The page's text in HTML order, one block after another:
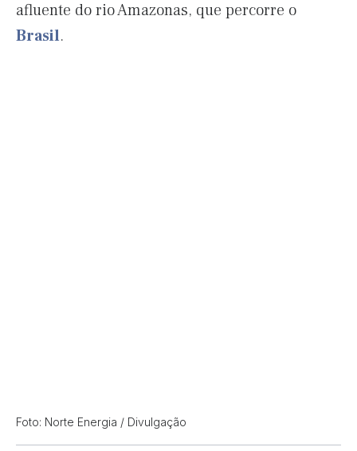
afluente do rio Amazonas, que percorre o
Brasil.
Foto: Norte Energia / Divulgação